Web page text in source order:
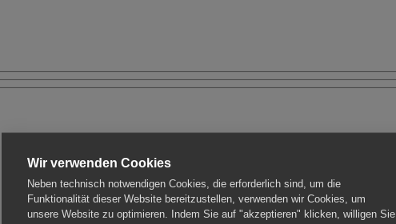
Wir verwenden Cookies
Neben technisch notwendigen Cookies, die erforderlich sind, um die
Funktionalität dieser Website bereitzustellen, verwenden wir Cookies, um
unsere Website zu optimieren. Indem Sie auf "akzeptieren" klicken, willigen Sie